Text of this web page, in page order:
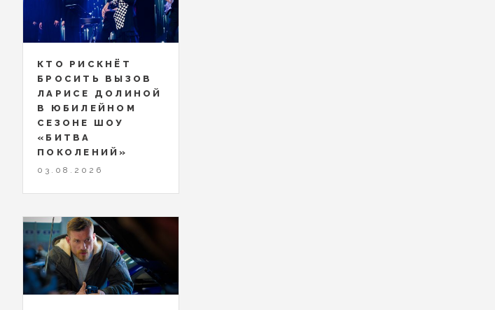
КТО РИСКНЁТ
БРОСИТЬ ВЫЗОВ
ЛАРИСЕ ДОЛИНОЙ
В ЮБИЛЕЙНОМ
СЕЗОНЕ ШОУ
«БИТВА
ПОКОЛЕНИЙ»
03.08.2026